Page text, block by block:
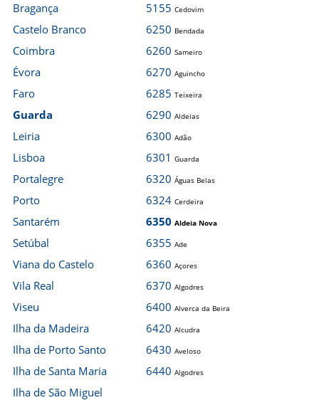
Bragança
Castelo Branco
Coimbra
Évora
Faro
Guarda
Leiria
Lisboa
Portalegre
Porto
Santarém
Setúbal
Viana do Castelo
Vila Real
Viseu
Ilha da Madeira
Ilha de Porto Santo
Ilha de Santa Maria
Ilha de São Miguel
5155 Cedovim
6250 Bendada
6260 Sameiro
6270 Aguincho
6285 Teixeira
6290 Aldeias
6300 Adão
6301 Guarda
6320 Águas Belas
6324 Cerdeira
6350 Aldeia Nova
6355 Ade
6360 Açores
6370 Algodres
6400 Alverca da Beira
6420 Alcudra
6430 Aveloso
6440 Algodres